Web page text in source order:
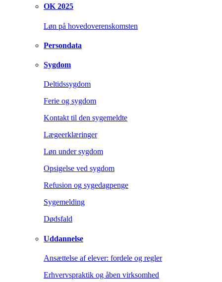
OK 2025
Løn på hovedoverenskomsten
Persondata
Sygdom
Deltidssygdom
Ferie og sygdom
Kontakt til den sygemeldte
Lægeerklæringer
Løn under sygdom
Opsigelse ved sygdom
Refusion og sygedagpenge
Sygemelding
Dødsfald
Uddannelse
Ansættelse af elever: fordele og regler
Erhvervspraktik og åben virksomhed